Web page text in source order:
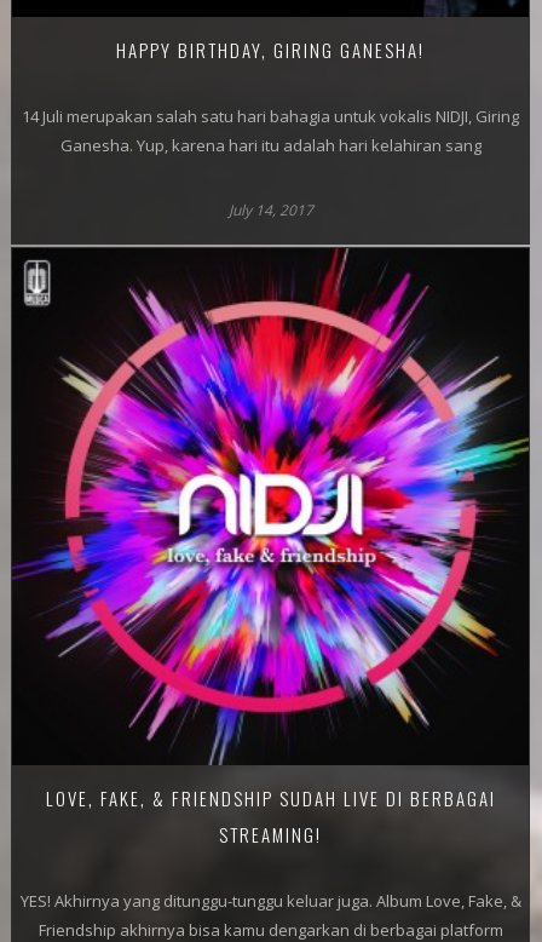
HAPPY BIRTHDAY, GIRING GANESHA!
14 Juli merupakan salah satu hari bahagia untuk vokalis NIDJI, Giring
Ganesha. Yup, karena hari itu adalah hari kelahiran sang
July 14, 2017
LOVE, FAKE, & FRIENDSHIP SUDAH LIVE DI BERBAGAI
STREAMING!
YES! Akhirnya yang ditunggu-tunggu keluar juga. Album Love, Fake, &
Friendship akhirnya bisa kamu dengarkan di berbagai platform